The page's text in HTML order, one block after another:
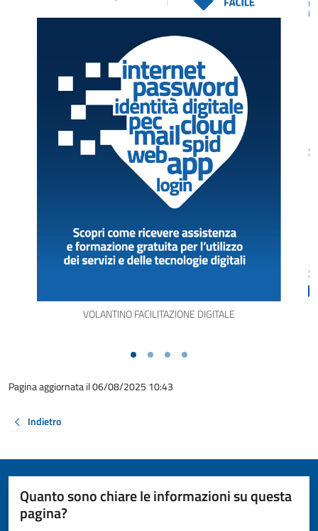
VOLANTINO FACILITAZIONE DIGITALE
Pagina aggiornata il 06/08/2025 10:43
Indietro
Quanto sono chiare le informazioni su questa
pagina?